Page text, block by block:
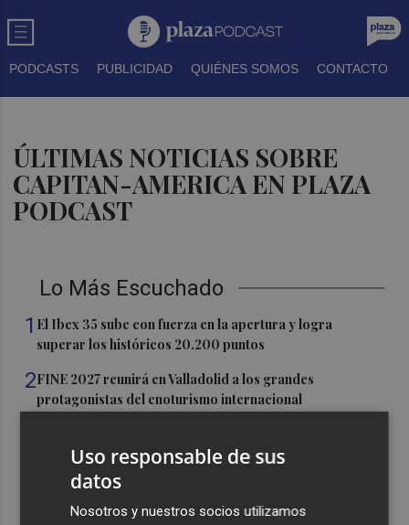
PODCASTS PUBLICIDAD QUIÉNES SOMOS CONTACTO
ÚLTIMAS NOTICIAS SOBRE
CAPITAN-AMERICA EN PLAZA
PODCAST
Lo Más Escuchado
1 El Ibex 35 sube con fuerza en la apertura y logra
superar los históricos 20.200 puntos
2FINE 2027 reunirá en Valladolid a los grandes
protagonistas del enoturismo internacional
en Viña de Eufemia
La cuenta atrás para Albir Wine Lover ya está en marcha:
entradas a la venta y aforo limitado
Uso responsable de sus
datos
Nosotros y nuestros socios utilizamos